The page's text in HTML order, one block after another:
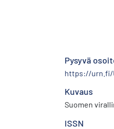
Pysyvä
https://urn.fi/
Kuvaus
Suomen
ISSN